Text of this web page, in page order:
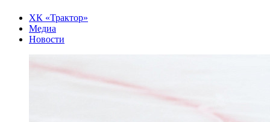
ХК «Трактор»
Медиа
Новости